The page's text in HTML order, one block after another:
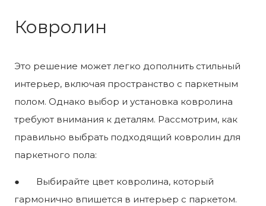
Ковролин
Это решение может легко дополнить стильный
интерьер, включая пространство с паркетным
полом. Однако выбор и установка ковролина
требуют внимания к деталям. Рассмотрим, как
правильно выбрать подходящий ковролин для
паркетного пола:
● Выбирайте цвет ковролина, который
гармонично впишется в интерьер с паркетом.